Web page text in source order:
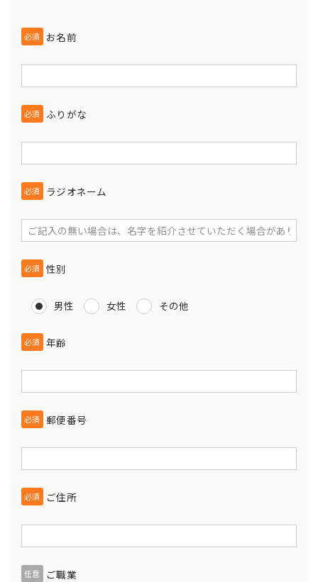
必須 お名前
必須 ふりがな
必須 ラジオネーム
必須 性別
男性 女性 その他
必須 年齢
必須 郵便番号
必須 ご住所
任意 ご職業